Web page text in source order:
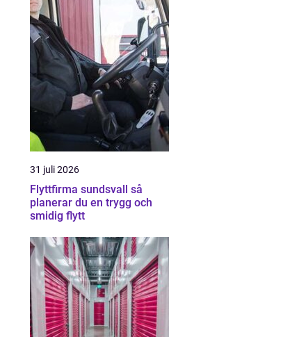
31 juli 2026
Flyttfirma sundsvall så
planerar du en trygg och
smidig flytt